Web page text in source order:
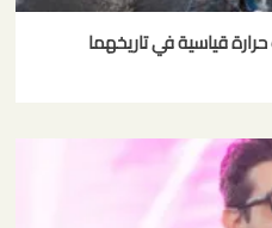
قياسية في تاريخهما